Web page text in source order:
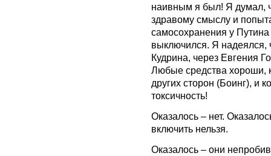
наивным я был! Я думал,
здравому смыслу и
самосохранения у Путина
выключился. Я надеялся,
Кудрина, через Евгения
Любые средства хороши,
других сторон (Боинг), и
токсичность!
Оказалось – нет.
включить нельзя.
Оказалось – они